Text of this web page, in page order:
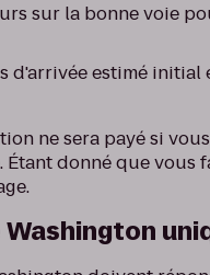
sur la bonne voie
d'arrivée estimé
ne sera payé si
Étant donné que vous